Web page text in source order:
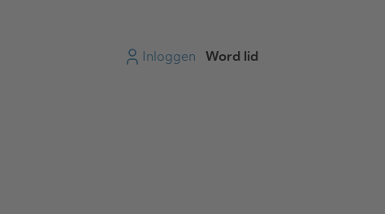
Inloggen Word lid